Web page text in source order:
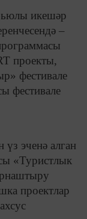
икешәр
–
проекты,
фестивале
фестивале
эченә алган
«Туристлык
проектлар